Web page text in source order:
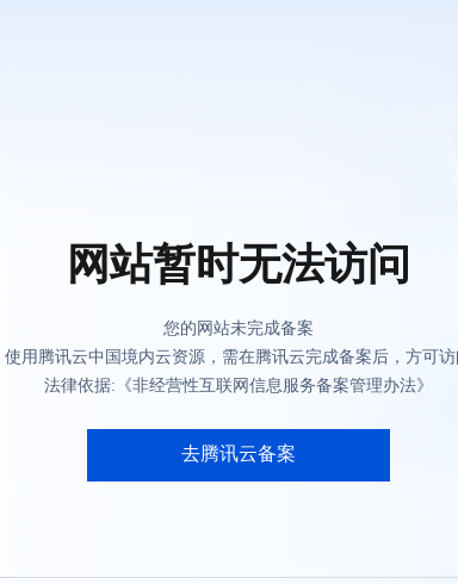
网站暂时无法访问
您的网站未完成备案
使用腾讯云中国境内云资源，需在腾讯云完成备案后，方可
法律依据:《非经营性互联网信息服务备案管理办法》
去腾讯云备案